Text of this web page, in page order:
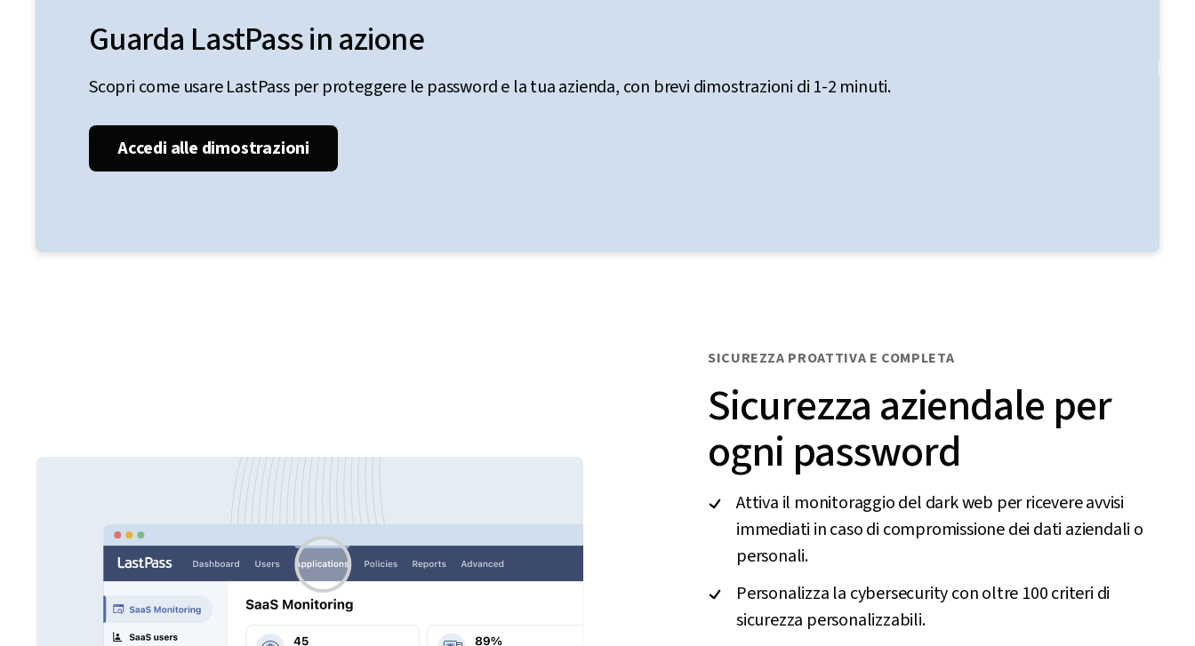
Guarda LastPass in azione
Scopri come usare LastPass per proteggere le password e la tua azienda, con brevi dimostrazioni di 1-2 minuti.
Accedi alle dimostrazioni
SICUREZZA PROATTIVA E COMPLETA
Sicurezza aziendale per
ogni password
Attiva il monitoraggio del dark web per ricevere avvisi
immediati in caso di compromissione dei dati aziendali o
personali.
Personalizza la cybersecurity con oltre 100 criteri di
sicurezza personalizzabili.